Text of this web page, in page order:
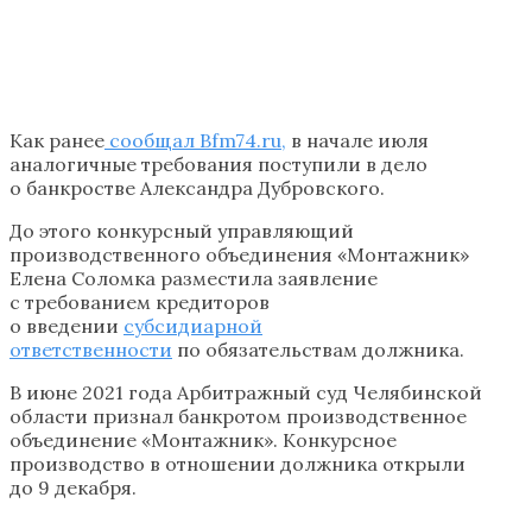
Как ранее сообщал Bfm74.ru, в начале июля
аналогичные требования поступили в дело
о банкростве Александра Дубровского.
До этого конкурсный управляющий
производственного объединения «Монтажник»
Елена Соломка разместила заявление
с требованием кредиторов
о введении субсидиарной
ответственности по обязательствам должника.
В июне 2021 года Арбитражный суд Челябинской
области признал банкротом производственное
объединение «Монтажник». Конкурсное
производство в отношении должника открыли
до 9 декабря.